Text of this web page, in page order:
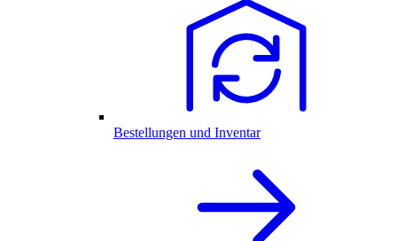
Bestellungen und Inventar